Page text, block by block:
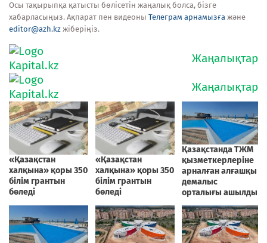
Осы тақырыпқа қатысты бөлісетін жаңалық болса, бізге
хабарласыңыз. Ақпарат пен видеоны Телеграм арнамызға және
editor@azh.kz жіберіңіз.